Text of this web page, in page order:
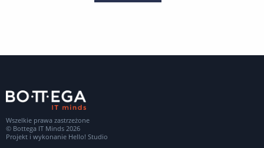
Wszelkie prawa zastrzeżone
© Bottega IT Minds 2026
Projekt i wykonanie Hello! Studio